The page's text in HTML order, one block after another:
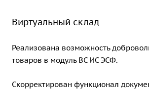
Виртуальный склад
Реализована возможность
товаров в модуль ВС ИС ЭСФ.
Скорректирован функционал